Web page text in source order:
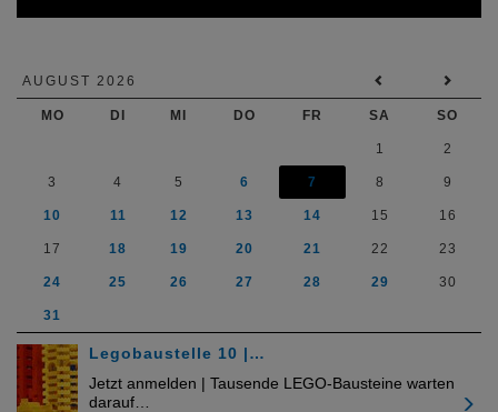
AUGUST 2026
MO DI MI DO FR SA SO
1 2
3 4 5 6 7 8 9
10 11 12 13 14 15 16
17 18 19 20 21 22 23
24 25 26 27 28 29 30
31
Legobaustelle 10 |…
Jetzt anmelden | Tausende LEGO-Bausteine warten
darauf…